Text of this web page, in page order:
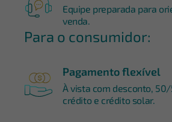
Equipe preparada para
venda.
Para o consumidor:
Pagamento flexível
À vista com desconto,
crédito e crédito solar.